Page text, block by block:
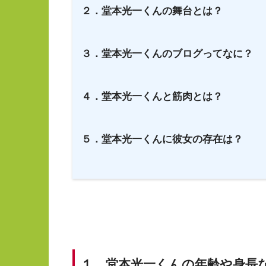
２．堂本光一くんの舞台とは？
３．堂本光一くんのブログってなに？
４．堂本光一くんと筋肉とは？
５．堂本光一くんに彼女の存在は？